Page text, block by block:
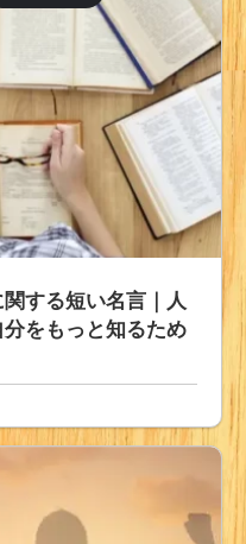
する短い名言｜人
をもっと知るため